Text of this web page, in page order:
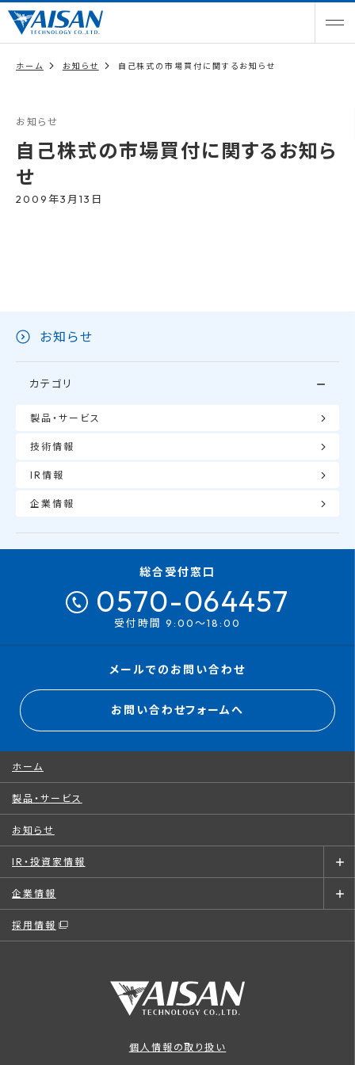
ホーム お知らせ 自己株式の市場買付に関するお知らせ
お知らせ
自己株式の市場買付に関するお知ら
せ
2009年3月13日
お知らせ
カテゴリ
製品・サービス
技術情報
IR情報
企業情報
総合受付窓口
0570-064457
受付時間 9:00～18:00
メールでのお問い合わせ
お問い合わせフォームへ
ホーム
製品・サービス
お知らせ
IR・投資家情報
企業情報
採用情報
個人情報の取り扱い